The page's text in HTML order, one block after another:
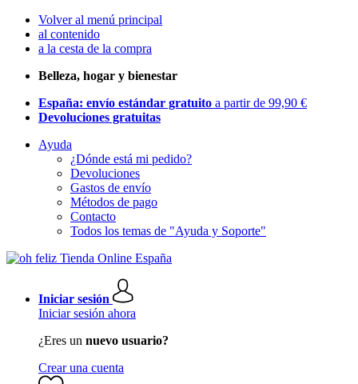
Volver al menú principal
al contenido
a la cesta de la compra
Belleza, hogar y bienestar
España: envío estándar gratuito a partir de 99,90 €
Devoluciones gratuitas
Ayuda
¿Dónde está mi pedido?
Devoluciones
Gastos de envío
Métodos de pago
Contacto
Todos los temas de "Ayuda y Soporte"
Iniciar sesión
Iniciar sesión ahora
¿Eres un nuevo usuario?
Crear una cuenta